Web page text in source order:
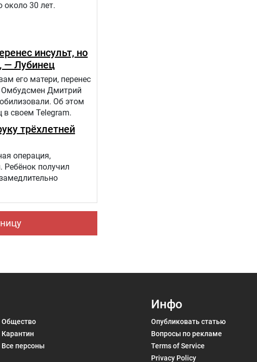
около 30 лет.
инсульт, но
— Лубинец
его матери, перенес
Омбудсмен Дмитрий
Об этом
своем Telegram.
трёхлетней
операция,
Ребёнок получил
Общество
Карантин
Все персоны
Инфо
Опубликовать статью
Вопросы по рекламе
Terms of Service
Privacy Policy